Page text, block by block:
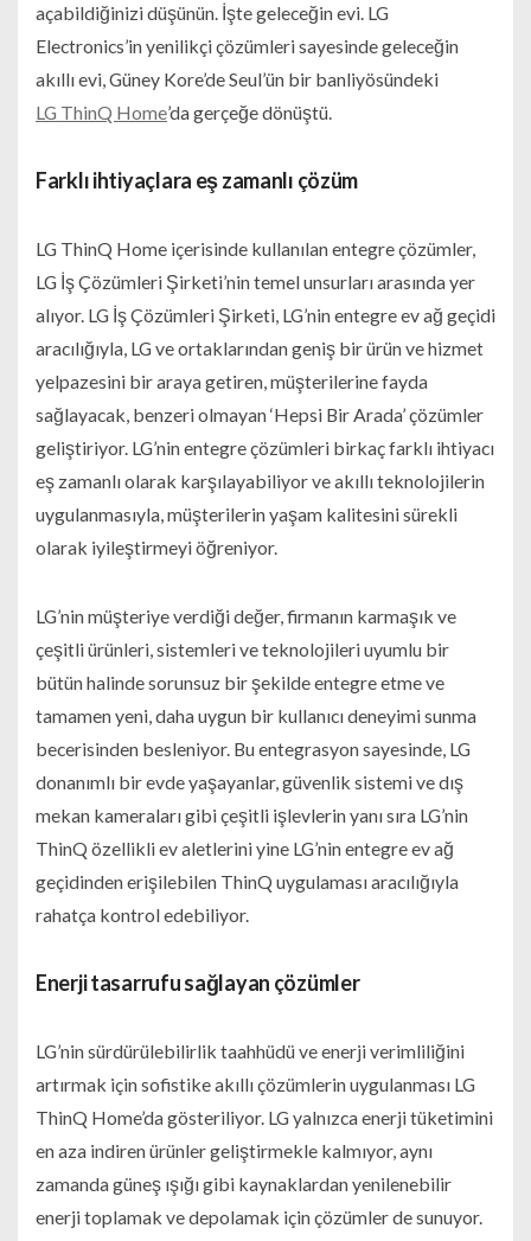
açabildiğinizi düşünün. İşte geleceğin evi. LG
Electronics’in yenilikçi çözümleri sayesinde geleceğin
akıllı evi, Güney Kore’de Seul’ün bir banliyösündeki
LG ThinQ Home’da gerçeğe dönüştü.
Farklı ihtiyaçlara eş zamanlı çözüm
LG ThinQ Home içerisinde kullanılan entegre çözümler,
LG İş Çözümleri Şirketi’nin temel unsurları arasında yer
alıyor. LG İş Çözümleri Şirketi, LG’nin entegre ev ağ geçidi
aracılığıyla, LG ve ortaklarından geniş bir ürün ve hizmet
yelpazesini bir araya getiren, müşterilerine fayda
sağlayacak, benzeri olmayan ‘Hepsi Bir Arada’ çözümler
geliştiriyor. LG’nin entegre çözümleri birkaç farklı ihtiyacı
eş zamanlı olarak karşılayabiliyor ve akıllı teknolojilerin
uygulanmasıyla, müşterilerin yaşam kalitesini sürekli
olarak iyileştirmeyi öğreniyor.
LG’nin müşteriye verdiği değer, firmanın karmaşık ve
çeşitli ürünleri, sistemleri ve teknolojileri uyumlu bir
bütün halinde sorunsuz bir şekilde entegre etme ve
tamamen yeni, daha uygun bir kullanıcı deneyimi sunma
becerisinden besleniyor. Bu entegrasyon sayesinde, LG
donanımlı bir evde yaşayanlar, güvenlik sistemi ve dış
mekan kameraları gibi çeşitli işlevlerin yanı sıra LG’nin
ThinQ özellikli ev aletlerini yine LG’nin entegre ev ağ
geçidinden erişilebilen ThinQ uygulaması aracılığıyla
rahatça kontrol edebiliyor.
Enerji tasarrufu sağlayan çözümler
LG’nin sürdürülebilirlik taahhüdü ve enerji verimliliğini
artırmak için sofistike akıllı çözümlerin uygulanması LG
ThinQ Home’da gösteriliyor. LG yalnızca enerji tüketimini
en aza indiren ürünler geliştirmekle kalmıyor, aynı
zamanda güneş ışığı gibi kaynaklardan yenilenebilir
enerji toplamak ve depolamak için çözümler de sunuyor.